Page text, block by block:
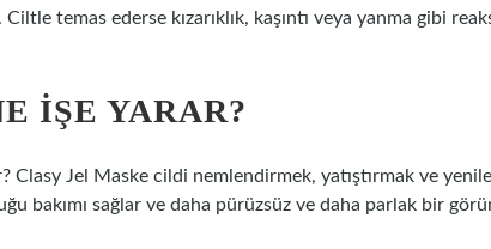
temas ederse kızarıklık, kaşıntı veya yanma gibi
IŞE YARAR?
Clasy Jel Maske cildi nemlendirmek, yatıştırmak ve
bakımı sağlar ve daha pürüzsüz ve daha parlak bir